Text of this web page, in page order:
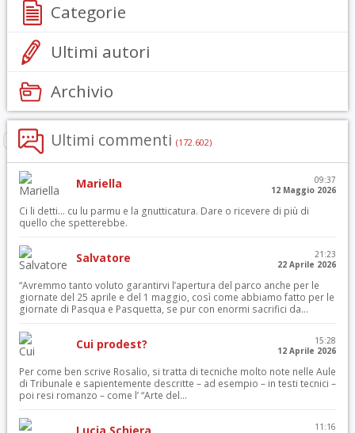
Categorie
Ultimi autori
Archivio
Ultimi commenti (172.602)
Mariella
09:37
12 Maggio 2026
Ci li detti… cu lu parmu e la gnutticatura. Dare o ricevere di più di
quello che spetterebbe.
Salvatore
21:23
22 Aprile 2026
“Avremmo tanto voluto garantirvi l’apertura del parco anche per le
giornate del 25 aprile e del 1 maggio, così come abbiamo fatto per le
giornate di Pasqua e Pasquetta, se pur con enormi sacrifici da...
Cui prodest?
15:28
12 Aprile 2026
Per come ben scrive Rosalio, si tratta di tecniche molto note nelle Aule
di Tribunale e sapientemente descritte – ad esempio – in testi tecnici –
poi resi romanzo – come l’ “Arte del...
11:16